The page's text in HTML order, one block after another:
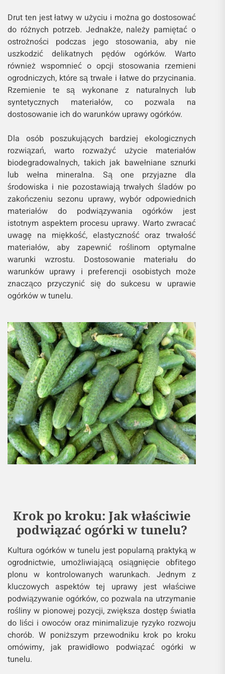
Drut ten jest łatwy w użyciu i można go dostosować
do różnych potrzeb. Jednakże, należy pamiętać o
ostrożności podczas jego stosowania, aby nie
uszkodzić delikatnych pędów ogórków. Warto
również wspomnieć o opcji stosowania rzemieni
ogrodniczych, które są trwałe i łatwe do przycinania.
Rzemienie te są wykonane z naturalnych lub
syntetycznych materiałów, co pozwala na
dostosowanie ich do warunków uprawy ogórków.
Dla osób poszukujących bardziej ekologicznych
rozwiązań, warto rozważyć użycie materiałów
biodegradowalnych, takich jak bawełniane sznurki
lub wełna mineralna. Są one przyjazne dla
środowiska i nie pozostawiają trwałych śladów po
zakończeniu sezonu uprawy, wybór odpowiednich
materiałów do podwiązywania ogórków jest
istotnym aspektem procesu uprawy. Warto zwracać
uwagę na miękkość, elastyczność oraz trwałość
materiałów, aby zapewnić roślinom optymalne
warunki wzrostu. Dostosowanie materiału do
warunków uprawy i preferencji osobistych może
znacząco przyczynić się do sukcesu w uprawie
ogórków w tunelu.
Krok po kroku: Jak właściwie
podwiązać ogórki w tunelu?
Kultura ogórków w tunelu jest popularną praktyką w
ogrodnictwie, umożliwiającą osiągnięcie obfitego
plonu w kontrolowanych warunkach. Jednym z
kluczowych aspektów tej uprawy jest właściwe
podwiązywanie ogórków, co pozwala na utrzymanie
rośliny w pionowej pozycji, zwiększa dostęp światła
do liści i owoców oraz minimalizuje ryzyko rozwoju
chorób. W poniższym przewodniku krok po kroku
omówimy, jak prawidłowo podwiązać ogórki w
tunelu.